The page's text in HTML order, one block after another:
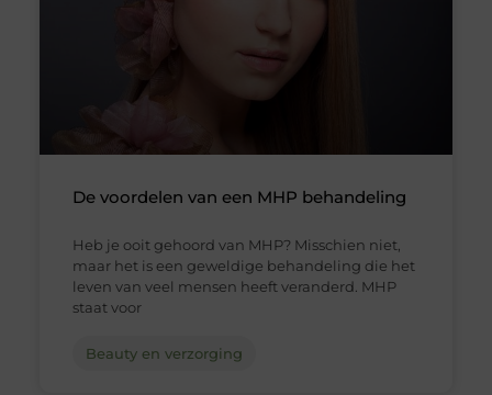
De voordelen van een MHP behandeling
Heb je ooit gehoord van MHP? Misschien niet,
maar het is een geweldige behandeling die het
leven van veel mensen heeft veranderd. MHP
staat voor
Beauty en verzorging